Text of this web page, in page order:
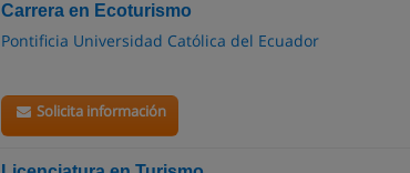
Carrera en Ecoturismo
Pontificia Universidad Católica del Ecuador
Solicita información